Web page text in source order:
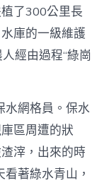
了300公里長
庫的一級維護
經由過程“綠崗
水網格員。保水
區周遭的狀
滓，出來的時
著綠水青山，